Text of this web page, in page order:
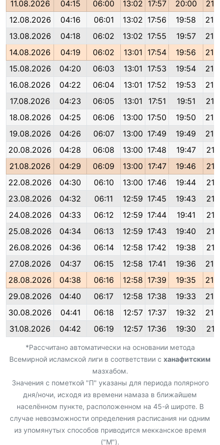
11.08.2026
04:15 06:00 13:02 17:57 20:00
12.08.2026
04:16 06:01 13:02 17:56 19:58
13.08.2026
04:18 06:02 13:02 17:55 19:57
14.08.2026
04:19 06:02 13:01 17:54 19:56
15.08.2026
04:20 06:03 13:01 17:53 19:54
16.08.2026
04:22 06:04 13:01 17:52 19:53
17.08.2026
04:23 06:05 13:01 17:51 19:51
18.08.2026
04:25 06:06 13:00 17:50 19:50
19.08.2026
04:26 06:07 13:00 17:49 19:49
20.08.2026
04:28 06:08 13:00 17:48 19:47
21.08.2026
04:29 06:09 13:00 17:47 19:46
22.08.2026
04:30 06:10 13:00 17:46 19:44
23.08.2026
04:32 06:11 12:59 17:45 19:43
24.08.2026
04:33 06:12 12:59 17:44 19:41
25.08.2026
04:34 06:13 12:59 17:43 19:40
26.08.2026
04:36 06:14 12:58 17:42 19:38
27.08.2026
04:37 06:15 12:58 17:41 19:36
28.08.2026
04:38 06:16 12:58 17:39 19:35
29.08.2026
04:40 06:17 12:58 17:38 19:33
30.08.2026
04:41 06:18 12:57 17:37 19:32
31.08.2026
04:42 06:19 12:57 17:36 19:30
*Рассчитано автоматически на основании метода
Всемирной исламской лиги в соответствии с ханафитским
мазхабом.
Значения с пометкой "П" указаны для периода полярного
дня/ночи, исходя из времени намаза в ближайшем
населённом пункте, расположенном на 45-й широте. В
случае невозможности определения расписания ни одним
из упомянутых способов приводится мекканское время
("М").